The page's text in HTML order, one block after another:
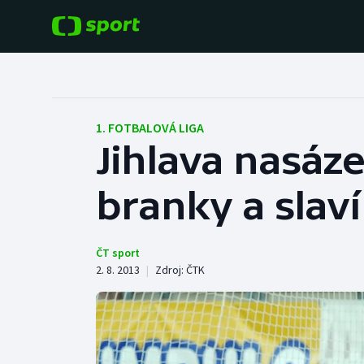
Hokej
Tenis
Cyklistika
Baseball a softbal
Basketbal
Boby a skeleton
Box
1. FOTBALOVÁ LIGA
Jihlava
branky a
ČT sport
2. 8. 2013 | Zdroj: ČTK